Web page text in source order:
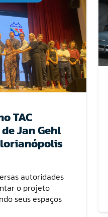
TAC
Jan Gehl
autoridades
o projeto
seus espaços